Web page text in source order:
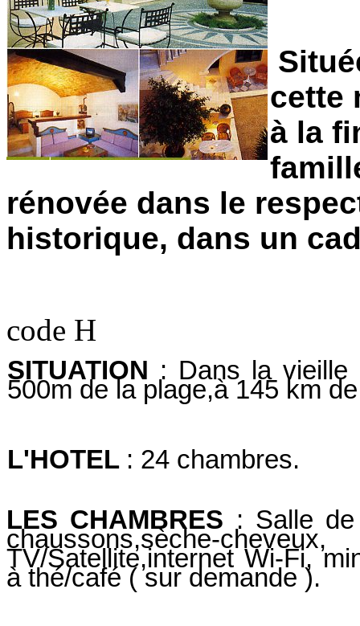
cette
à la
rénovée dans le
historique, dans un
code H
SITUATION : Dans la
500m de la plage,à 145 km
L'HOTEL : 24 chambres.
LES CHAMBRES : Salle
chaussons,sèche-
TV/Satellite,internet Wi-Fi,
à thé/café ( sur demande ).